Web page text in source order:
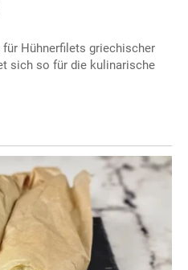
Hühnerfilets griechischer
sich so für die kulinarische